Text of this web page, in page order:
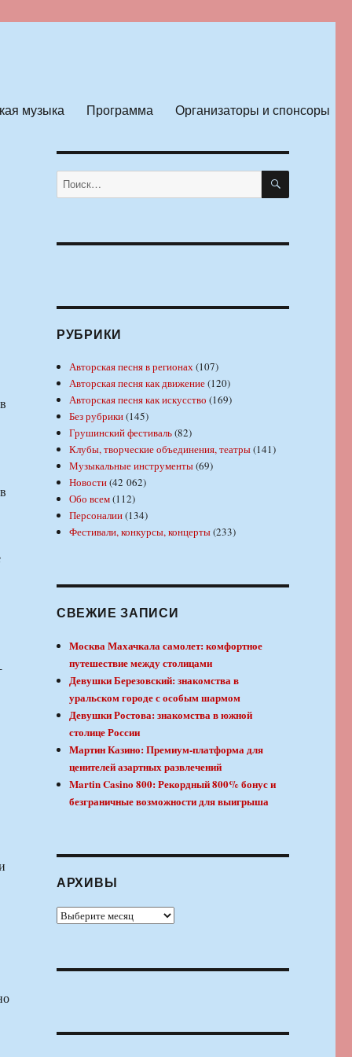
музыка Программа Организаторы и спонсоры
Искать: ПОИСК
РУБРИКИ
Авторская песня в регионах(107)
Авторская песня как движение(120)
Авторская песня как искусство (169)
Без рубрики(145)
Грушинский фестиваль(82)
Клубы, творческие объединения, театры(141)
Музыкальные инструменты(69)
Новости(42 062)
Обо всем(112)
Персоналии(134)
Фестивали, конкурсы, концерты(233)
СВЕЖИЕ ЗАПИСИ
Москва Махачкала самолет: комфортное
путешествие между столицами
Девушки Березовский: знакомства в
уральском городе с особым шармом
Девушки Ростова: знакомства в южной
столице России
Мартин Казино: Премиум-платформа для
ценителей азартных развлечений
Martin Casino 800: Рекордный 800% бонус и
безграничные возможности для выигрыша
АРХИВЫ
Архивы